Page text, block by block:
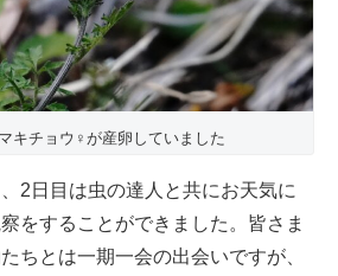
キチョウ♀が産卵していました
2日目は虫の達人と共にお天気に
をすることができました。皆さま
ちとは一期一会の出会いですが、